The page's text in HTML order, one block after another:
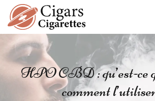
HPO CBD : qu’est-ce
comment